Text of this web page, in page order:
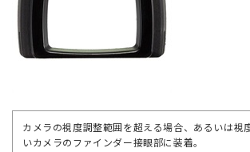
カメラの視度調整範囲を超える場合、あるいは視
いカメラのファインダー接眼部に装着。